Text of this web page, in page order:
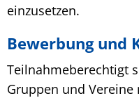
einzusetzen.
Bewerbung und
Teilnahmeberechtigt
Gruppen und